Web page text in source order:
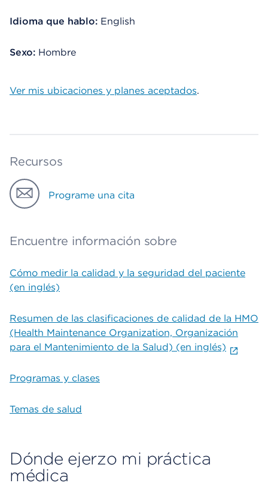
Idioma que hablo: English
Sexo: Hombre
Ver mis ubicaciones y planes aceptados.
Recursos
Programe una cita
Encuentre información sobre
Cómo medir la calidad y la seguridad del paciente
(en inglés)
Resumen de las clasificaciones de calidad de la HMO
(Health Maintenance Organization, Organización
para el Mantenimiento de la Salud) (en inglés)
Programas y clases
Temas de salud
Dónde ejerzo mi práctica
médica